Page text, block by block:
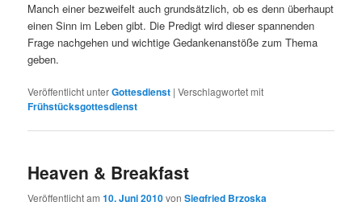
Manch einer bezweifelt auch grundsätzlich, ob es denn überhaupt
einen Sinn im Leben gibt. Die Predigt wird dieser spannenden
Frage nachgehen und wichtige Gedankenanstöße zum Thema
geben.
Veröffentlicht unterGottesdienst |Verschlagwortet mit
Frühstücksgottesdienst
Heaven & Breakfast
Veröffentlicht am10. Juni 2010vonSiegfried Brzoska